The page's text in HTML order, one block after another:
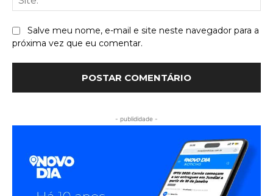
Salve meu nome, e-mail e site neste navegador para a
próxima vez que eu comentar.
- publididade -